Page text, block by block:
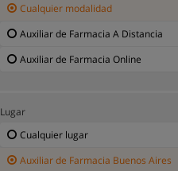
Cualquier modalidad
Auxiliar de Farmacia A Distancia
Auxiliar de Farmacia Online
Lugar
Cualquier lugar
Auxiliar de Farmacia Buenos Aires